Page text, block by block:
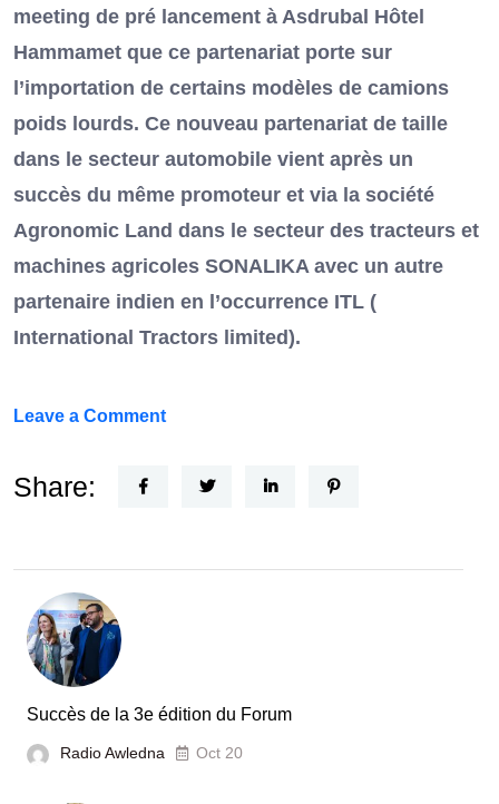
meeting de pré lancement à Asdrubal Hôtel
Hammamet que ce partenariat porte sur
l’importation de certains modèles de camions
poids lourds. Ce nouveau partenariat de taille
dans le secteur automobile vient après un
succès du même promoteur et via la société
Agronomic Land dans le secteur des tracteurs et
machines agricoles SONALIKA avec un autre
partenaire indien en l’occurrence ITL (
International Tractors limited).
Leave a Commenton
Nouvel
le
Tunisie
Share:
Succès de la 3e édition du Forum
Radio Awledna Oct 20